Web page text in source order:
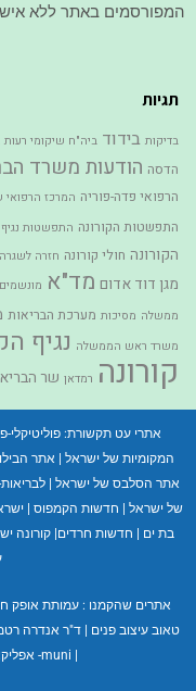
המפורסמים באתר ללא
תגיות
בדיקות בידוד ביה"ח שיקומי רעות
הדסה הודעות משרד
הרפואי פדה-פוריה המרכז הרפואי
התפשטות הקורונה התפשטות נגיף
הקורונה חולי קורונה חזרה לשגרה
מגן דוד אדום מד"א מונשמים
ממשלה מסיכות מערכת הבריאות
משרד ראש הממשלה נגיף
קורונה רמדאן שר
אתרי עט תקשורת:
המקומיות של ישראל
אתר
אתר הסלבס של ישראל |
של ישראל
חדשות הקמפוס
בת ים
חדשות חרדים |קורונה
אתרים שהקמנו :עמותת אופק
טאוב עיצוב פנים
ד"ר אנדרה
muni- אפליקציה לניהול בוחרים ומערכות מידע